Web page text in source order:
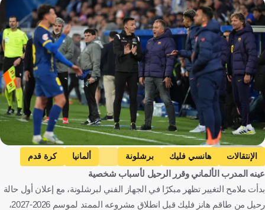
Getty Images
الإنتقالات هانسي فليك برشلونة ألمانيا كرة قدم
عينه المدرب الألماني وقرر الرحيل لأسباب شخصية
بدأت ملامح التغيير تظهر مبكرًا في الجهاز الفني لبرشلونة، مع إعلان أول حالة
رحيل من طاقم هانز فليك قبل انطلاق مشروعه الممتد لموسم 2026-2027،